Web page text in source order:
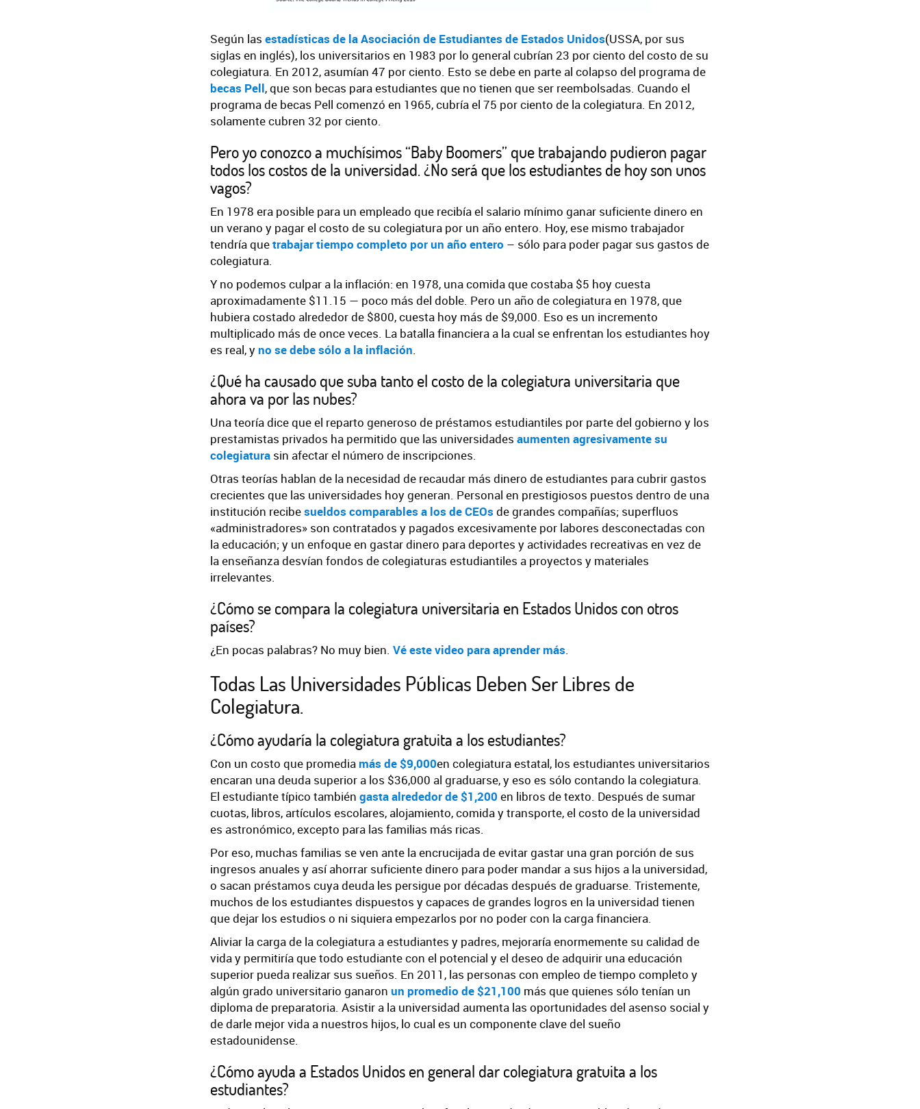
Según las estadísticas de la Asociación de Estudiantes de Estados Unidos(USSA, por sus
siglas en inglés), los universitarios en 1983 por lo general cubrían 23 por ciento del costo de su
colegiatura. En 2012, asumían 47 por ciento. Esto se debe en parte al colapso del programa de
becas Pell, que son becas para estudiantes que no tienen que ser reembolsadas. Cuando el
programa de becas Pell comenzó en 1965, cubría el 75 por ciento de la colegiatura. En 2012,
solamente cubren 32 por ciento.
Pero yo conozco a muchísimos “Baby Boomers” que trabajando pudieron pagar
todos los costos de la universidad. ¿No será que los estudiantes de hoy son unos
vagos?
En 1978 era posible para un empleado que recibía el salario mínimo ganar suficiente dinero en
un verano y pagar el costo de su colegiatura por un año entero. Hoy, ese mismo trabajador
tendría quetrabajar tiempo completo por un año entero – sólo para poder pagar sus gastos de
colegiatura.
Y no podemos culpar a la inflación: en 1978, una comida que costaba $5 hoy cuesta
aproximadamente $11.15 — poco más del doble. Pero un año de colegiatura en 1978, que
hubiera costado alrededor de $800, cuesta hoy más de $9,000. Eso es un incremento
multiplicado más de once veces. La batalla financiera a la cual se enfrentan los estudiantes hoy
es real, yno se debe sólo a la inflación.
¿Qué ha causado que suba tanto el costo de la colegiatura universitaria que
ahora va por las nubes?
Una teoría dice que el reparto generoso de préstamos estudiantiles por parte del gobierno y los
prestamistas privados ha permitido que las universidades aumenten agresivamente su
colegiatura sin afectar el número de inscripciones.
Otras teorías hablan de la necesidad de recaudar más dinero de estudiantes para cubrir gastos
crecientes que las universidades hoy generan. Personal en prestigiosos puestos dentro de una
institución recibesueldos comparables a los de CEOs de grandes compañías; superfluos
«administradores» son contratados y pagados excesivamente por labores desconectadas con
la educación; y un enfoque en gastar dinero para deportes y actividades recreativas en vez de
la enseñanza desvían fondos de colegiaturas estudiantiles a proyectos y materiales
irrelevantes.
¿Cómo se compara la colegiatura universitaria en Estados Unidos con otros
países?
¿En pocas palabras? No muy bien. Vé este video para aprender más.
Todas Las Universidades Públicas Deben Ser Libres de
Colegiatura.
¿Cómo ayudaría la colegiatura gratuita a los estudiantes?
Con un costo que promedia más de $9,000en colegiatura estatal, los estudiantes universitarios
encaran una deuda superior a los $36,000 al graduarse, y eso es sólo contando la colegiatura.
El estudiante típico también gasta alrededor de $1,200 en libros de texto. Después de sumar
cuotas, libros, artículos escolares, alojamiento, comida y transporte, el costo de la universidad
es astronómico, excepto para las familias más ricas.
Por eso, muchas familias se ven ante la encrucijada de evitar gastar una gran porción de sus
ingresos anuales y así ahorrar suficiente dinero para poder mandar a sus hijos a la universidad,
o sacan préstamos cuya deuda les persigue por décadas después de graduarse. Tristemente,
muchos de los estudiantes dispuestos y capaces de grandes logros en la universidad tienen
que dejar los estudios o ni siquiera empezarlos por no poder con la carga financiera.
Aliviar la carga de la colegiatura a estudiantes y padres, mejoraría enormemente su calidad de
vida y permitiría que todo estudiante con el potencial y el deseo de adquirir una educación
superior pueda realizar sus sueños. En 2011, las personas con empleo de tiempo completo y
algún grado universitario ganaron un promedio de $21,100 más que quienes sólo tenían un
diploma de preparatoria. Asistir a la universidad aumenta las oportunidades del asenso social y
de darle mejor vida a nuestros hijos, lo cual es un componente clave del sueño
estadounidense.
¿Cómo ayuda a Estados Unidos en general dar colegiatura gratuita a los
estudiantes?